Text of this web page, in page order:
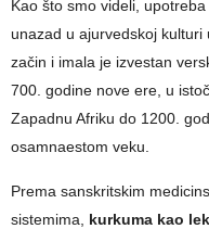
Kao što smo videli,
unazad u ajurvedskoj
začin i imala je izvestan
700. godine nove ere, u
Zapadnu Afriku do 1200.
osamnaestom veku.
Prema sanskritskim
sistemima, kurkuma kao lek